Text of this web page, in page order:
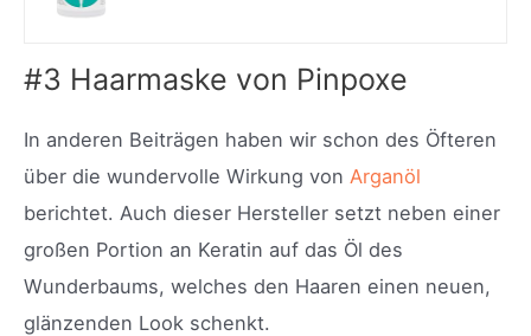
#3 Haarmaske von Pinpoxe
In anderen Beiträgen haben wir schon des Öfteren
über die wundervolle Wirkung von Arganöl
berichtet. Auch dieser Hersteller setzt neben einer
großen Portion an Keratin auf das Öl des
Wunderbaums, welches den Haaren einen neuen,
glänzenden Look schenkt.